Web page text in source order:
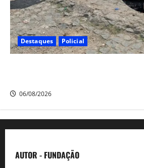
Destaques Policial
06/08/2026
AUTOR - FUNDAÇÃO